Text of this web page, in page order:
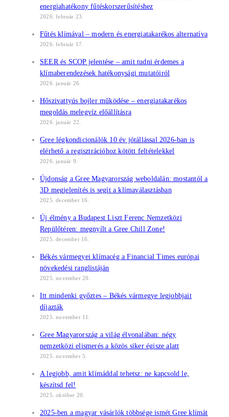
energiahatékony fűtéskorszerűsítéshez
2026. február 23.
Fűtés klímával – modern és energiatakarékos alternatíva
2026. február 17.
SEER és SCOP jelentése – amit tudni érdemes a
klímaberendezések hatékonysági mutatóiról
2026. január 26.
Hőszivattyús bojler működése – energiatakarékos
megoldás melegvíz előállításra
2026. január 22.
Gree légkondicionálók 10 év jótállással 2026-ban is
elérhető a regisztrációhoz kötött feltételekkel
2026. január 9.
Újdonság a Gree Magyarország weboldalán: mostantól a
3D megjelenítés is segít a klímaválasztásban
2025. december 16.
Új élmény a Budapest Liszt Ferenc Nemzetközi
Repülőtéren: megnyílt a Gree Chill Zone!
2025. december 16.
Békés vármegyei klímacég a Financial Times európai
növekedési ranglistáján
2025. november 20.
Itt mindenki győztes – Békés vármegye legjobbjait
díjazták
2025. november 11.
Gree Magyarország a világ élvonalában: négy
nemzetközi elismerés a közös siker égisze alatt
2025. november 5.
A legjobb, amit klímáddal tehetsz: ne kapcsold le,
készítsd fel!
2025. október 20.
2025-ben a magyar vásárlók többsége ismét Gree klímát